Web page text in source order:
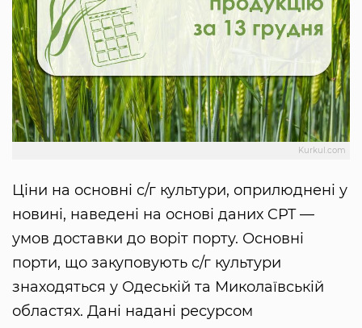
Kurkul.com
Ціни на основні с/г культури, оприлюднені у
новині, наведені на основі даних CPT —
умов доставки до воріт порту. Основні
порти, що закуповують с/г культури
знаходяться у Одеській та Миколаївській
областях. Дані надані ресурсом